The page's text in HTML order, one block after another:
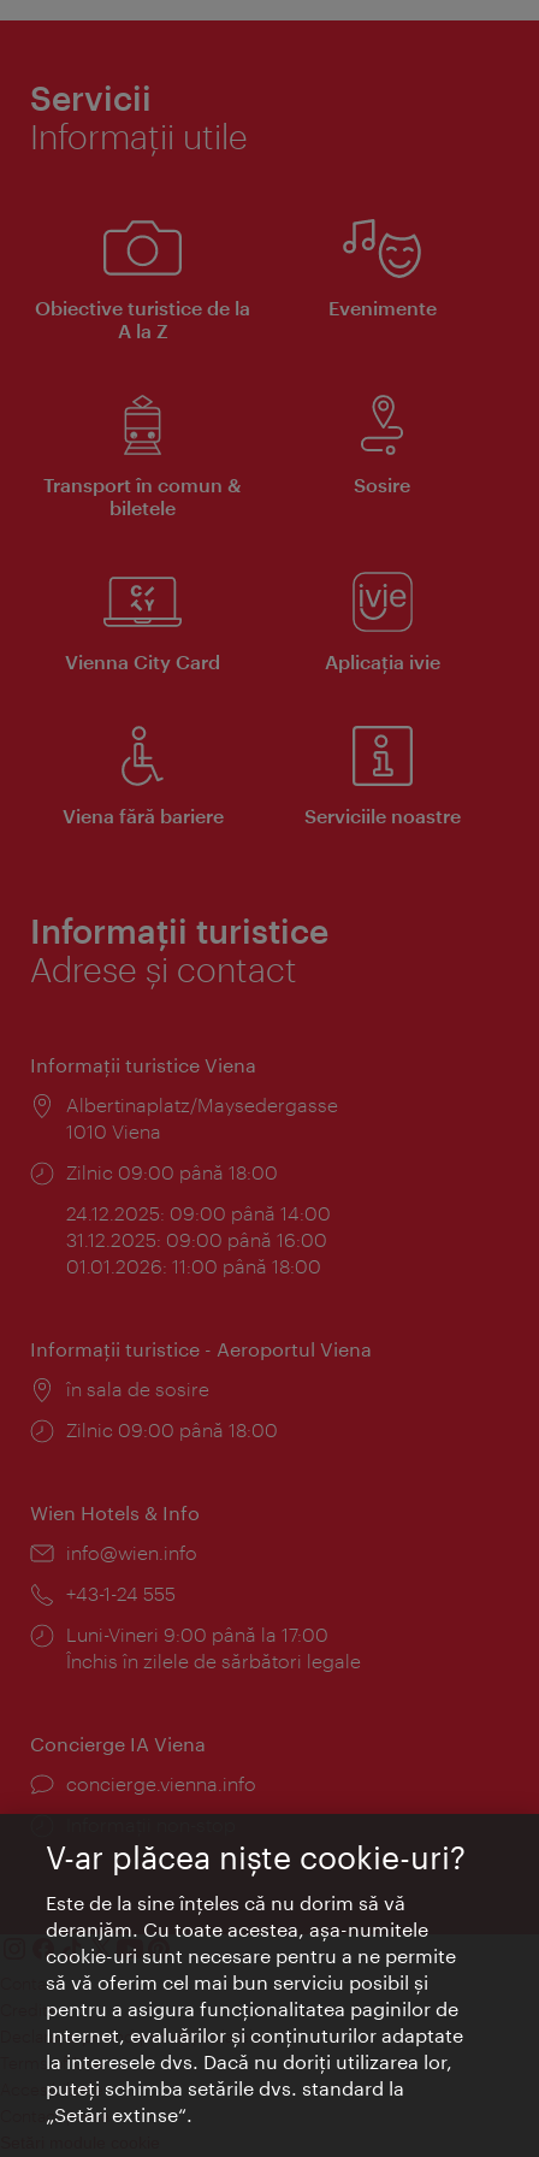
Servicii
Informaţii utile
Obiective turistice de la
A la Z
Evenimente
Transport în comun &
biletele
Sosire
Vienna City Card Aplicaţia ivie
Viena fără bariere Serviciile noastre
Informații turistice
Adrese și contact
Informaţii turistice Viena
Locul:
Albertinaplatz/Maysedergasse
1010 Viena
Program:
Zilnic 09:00 până 18:00
24.12.2025: 09:00 până 14:00
31.12.2025: 09:00 până 16:00
01.01.2026: 11:00 până 18:00
Informaţii turistice - Aeroportul Viena
Locul:
în sala de sosire
Program:
Zilnic 09:00 până 18:00
Wien Hotels & Info
E-
info@wien.info
Telefon:
+43-1-24 555
Program:
Luni-Vineri 9:00 până la 17:00
Închis în zilele de sărbători legale
Concierge IA Viena
concierge.vienna.info
Contact
Credits
Declaraţie privind protecţia datelor
Terms of Use
Accesibilitate
Contact presa
V-ar plăcea nişte cookie-uri?
Este de la sine înţeles că nu dorim să vă
deranjăm. Cu toate acestea, aşa-numitele
cookie-uri sunt necesare pentru a ne permite
să vă oferim cel mai bun serviciu posibil şi
pentru a asigura funcţionalitatea paginilor de
Internet, evaluărilor şi conţinuturilor adaptate
la interesele dvs. Dacă nu doriţi utilizarea lor,
puteţi schimba setările dvs. standard la
„Setări extinse“.